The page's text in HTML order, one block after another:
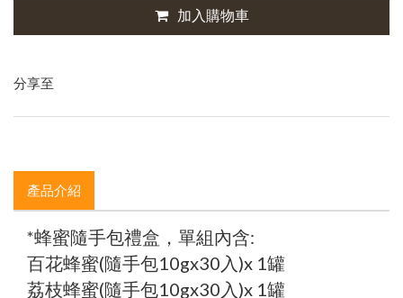
加入購物車
分享至
產品介紹
*蜂蜜隨手包禮盒，單組內含:
百花蜂蜜(隨手包10gx30入)x 1罐
荔枝蜂蜜(隨手包10gx30入)x 1罐